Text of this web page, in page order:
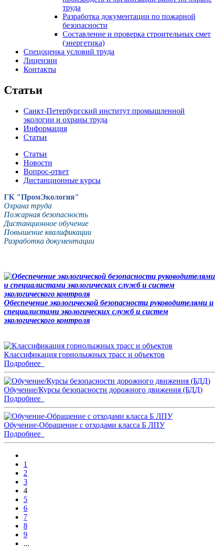
труда
Разработка документации по пожарной
безопасности
Составление и проверка строительных смет
(энергетика)
Спецоценка условий труда
Лицензии
Контакты
Статьи
Санкт-Петербургский институт промышленной
экологии и охраны труда
Информация
Статьи
Статьи
Новости
Вопрос-ответ
Дистанционные курсы
ГК "ПромЭкология"
Охрана труда
Пожарная безопасность
Дистанционное обучение
Повышение квалификации
Разработка документации
Обеспечение экологической безопасности руководителями и
специалистами экологических служб и систем
экологического контроля
Классификация горнолыжных трасс и объектов
Подробнее
Обучение/Курсы безопасности дорожного движения (БДД)
Подробнее
Обучение-Обращение с отходами класса Б ЛПУ
Подробнее
1
2
3
4
5
6
7
8
9
...